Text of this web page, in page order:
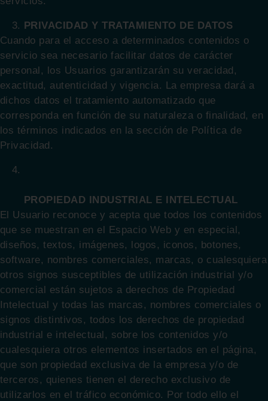
PRIVACIDAD Y TRATAMIENTO DE DATOS
Cuando para el acceso a determinados contenidos o
servicio sea necesario facilitar datos de carácter
personal, los Usuarios garantizarán su veracidad,
exactitud, autenticidad y vigencia. La empresa dará a
dichos datos el tratamiento automatizado que
corresponda en función de su naturaleza o finalidad, en
los términos indicados en la sección de Política de
Privacidad.
PROPIEDAD INDUSTRIAL E INTELECTUAL
El Usuario reconoce y acepta que todos los contenidos
que se muestran en el Espacio Web y en especial,
diseños, textos, imágenes, logos, iconos, botones,
software, nombres comerciales, marcas, o cualesquiera
otros signos susceptibles de utilización industrial y/o
comercial están sujetos a derechos de Propiedad
Intelectual y todas las marcas, nombres comerciales o
signos distintivos, todos los derechos de propiedad
industrial e intelectual, sobre los contenidos y/o
cualesquiera otros elementos insertados en el página,
que son propiedad exclusiva de la empresa y/o de
terceros, quienes tienen el derecho exclusivo de
utilizarlos en el tráfico económico. Por todo ello el